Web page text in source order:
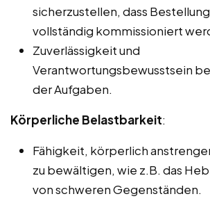
sicherzustellen, dass
vollständig kommissioniert
Zuverlässigkeit und
Verantwortungsbewusstsein
der Aufgaben.
Körperliche Belastbarkeit:
Fähigkeit, körperlich
zu bewältigen, wie z.B. das
von schweren Gegenständen.